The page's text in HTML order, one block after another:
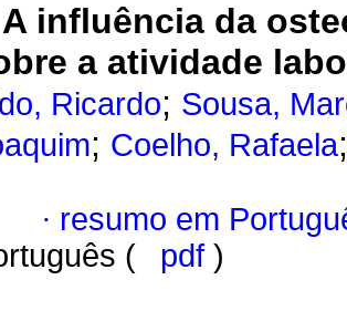
A influência da
a atividade
Ricardo; Sousa,
; Coelho, Rafaela
· resumo em
(
pdf )